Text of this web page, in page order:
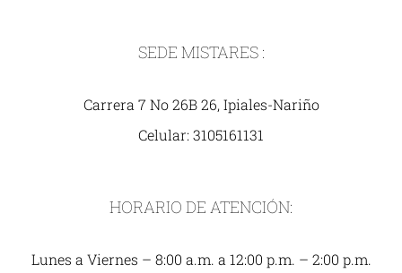
SEDE MISTARES :
Carrera 7 No 26B 26, Ipiales-Nariño
Celular: 3105161131
HORARIO DE ATENCIÓN:
Lunes a Viernes – 8:00 a.m. a 12:00 p.m. – 2:00 p.m.